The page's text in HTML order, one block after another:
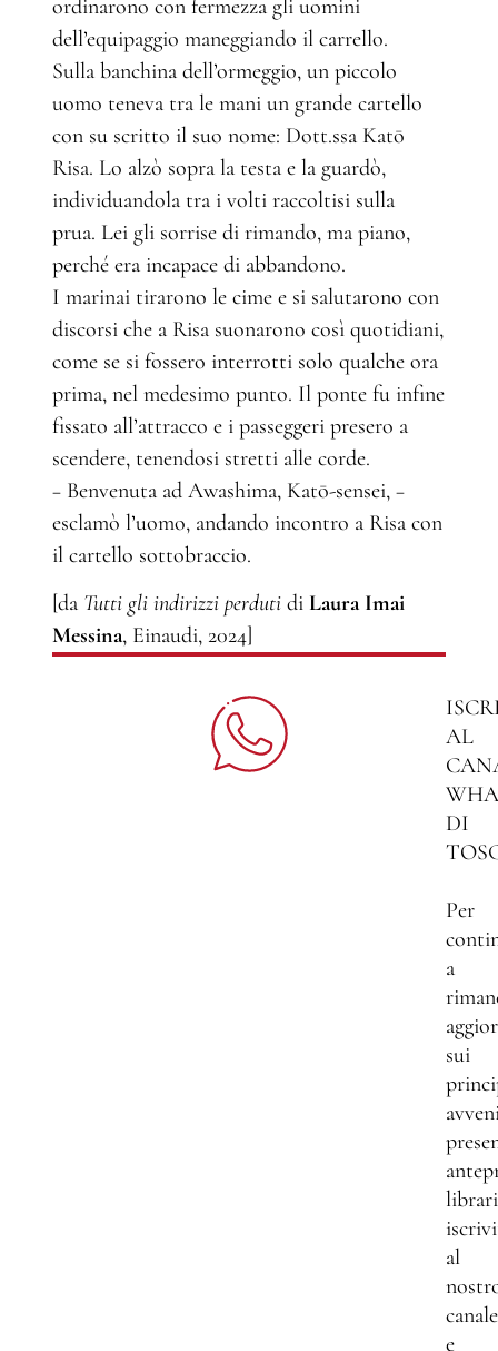
ordinarono con fermezza gli uomini
dell’equipaggio maneggiando il carrello.
Sulla banchina dell’ormeggio, un piccolo
uomo teneva tra le mani un grande cartello
con su scritto il suo nome: Dott.ssa Katō
Risa. Lo alzò sopra la testa e la guardò,
individuandola tra i volti raccoltisi sulla
prua. Lei gli sorrise di rimando, ma piano,
perché era incapace di abbandono.
I marinai tirarono le cime e si salutarono con
discorsi che a Risa suonarono così quotidiani,
come se si fossero interrotti solo qualche ora
prima, nel medesimo punto. Il ponte fu infine
fissato all’attracco e i passeggeri presero a
scendere, tenendosi stretti alle corde.
− Benvenuta ad Awashima, Katō-sensei, −
esclamò l’uomo, andando incontro a Risa con
il cartello sottobraccio.
[da Tutti gli indirizzi perduti di Laura Imai
Messina, Einaudi, 2024]
AL
DI
Per
a
sui
al
canale
e